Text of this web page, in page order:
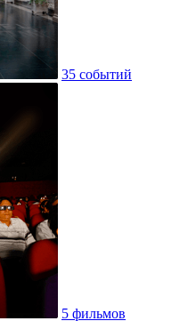
35 событий
5 фильмов